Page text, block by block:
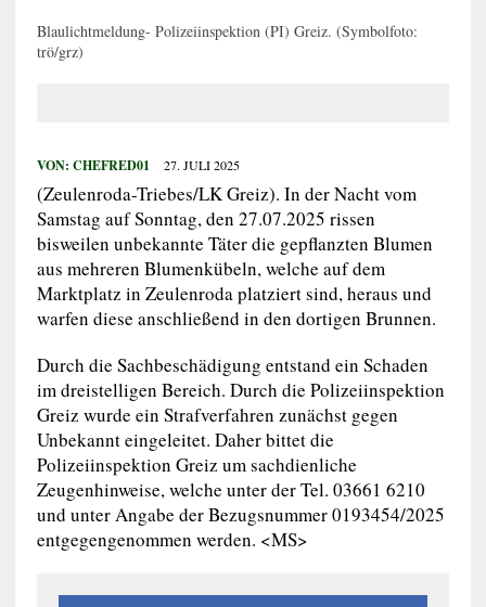
Blaulichtmeldung- Polizeiinspektion (PI) Greiz. (Symbolfoto:
trö/grz)
VON: CHEFRED01 27. JULI 2025
(Zeulenroda-Triebes/LK Greiz). In der Nacht vom
Samstag auf Sonntag, den 27.07.2025 rissen
bisweilen unbekannte Täter die gepflanzten Blumen
aus mehreren Blumenkübeln, welche auf dem
Marktplatz in Zeulenroda platziert sind, heraus und
warfen diese anschließend in den dortigen Brunnen.
Durch die Sachbeschädigung entstand ein Schaden
im dreistelligen Bereich. Durch die Polizeiinspektion
Greiz wurde ein Strafverfahren zunächst gegen
Unbekannt eingeleitet. Daher bittet die
Polizeiinspektion Greiz um sachdienliche
Zeugenhinweise, welche unter der Tel. 03661 6210
und unter Angabe der Bezugsnummer 0193454/2025
entgegengenommen werden. <MS>